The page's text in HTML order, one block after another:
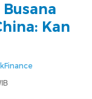
Kan